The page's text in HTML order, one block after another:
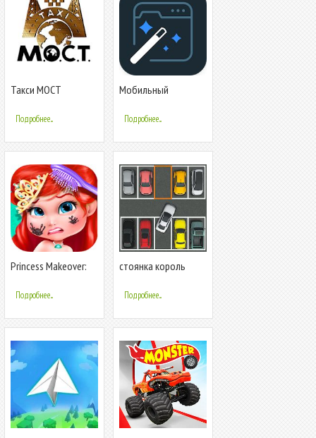
Такси МОСТ
Подробнее...
Мобильный
сайтов uKit.com
Подробнее...
Princess Makeover:
Подробнее...
стоянка король
Подробнее...